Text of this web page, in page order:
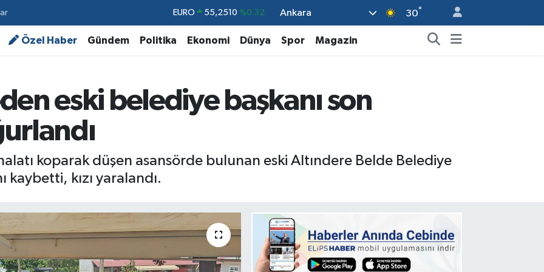
STERLİN 64,4811 %0.38
GRAM ALTIN 6660.55 %0.03
DOLAR 47,7436 %0.18
Ankara 30°
Özel Haber Gündem Politika Ekonomi Dünya Spor Magazin
eski belediye başkanı son
koparak düşen asansörde bulunan eski Altındere Belde Belediye
kaybetti, kızı yaralandı.